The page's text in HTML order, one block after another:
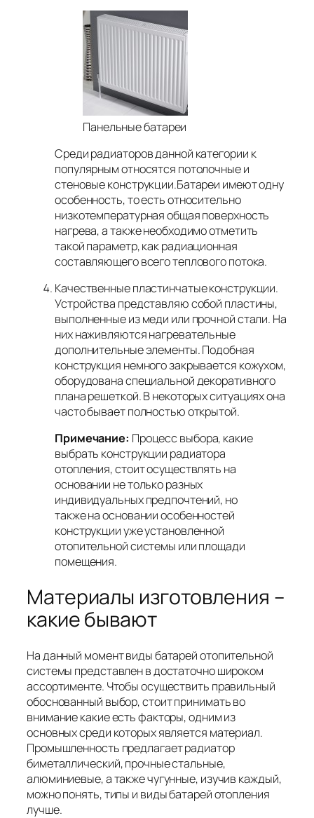
Панельные батареи
Среди радиаторов данной категории к
популярным относятся потолочные и
стеновые конструкции.Батареи имеют одну
особенность, то есть относительно
низкотемпературная общая поверхность
нагрева, а также необходимо отметить
такой параметр, как радиационная
составляющего всего теплового потока.
Качественные пластинчатые конструкции.
Устройства представляю собой пластины,
выполненные из меди или прочной стали. На
них наживляются нагревательные
дополнительные элементы. Подобная
конструкция немного закрывается кожухом,
оборудована специальной декоративного
плана решеткой. В некоторых ситуациях она
часто бывает полностью открытой.
Примечание: Процесс выбора, какие
выбрать конструкции радиатора
отопления, стоит осуществлять на
основании не только разных
индивидуальных предпочтений, но
также на основании особенностей
конструкции уже установленной
отопительной системы или площади
помещения.
Материалы изготовления –
какие бывают
На данный момент виды батарей отопительной
системы представлен в достаточно широком
ассортименте. Чтобы осуществить правильный
обоснованный выбор, стоит принимать во
внимание какие есть факторы, одним из
основных среди которых является материал.
Промышленность предлагает радиатор
биметаллический, прочные стальные,
алюминиевые, а также чугунные, изучив каждый,
можно понять, типы и виды батарей отопления
лучше.